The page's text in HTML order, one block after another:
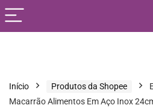
Início Produtos da Shopee
Macarrão Alimentos Em Aço Inox